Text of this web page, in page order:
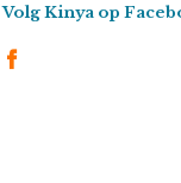
Volg Kinya op